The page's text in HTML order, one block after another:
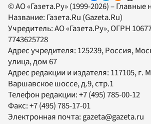
© АО «Газета.Ру» (1999-2026) – Главные
Название: Газета.Ru (Gazeta.Ru)
Учредитель:АО «Газета.Ру», ОГРН
7743625728
Адрес учредителя: 125239, Россия,
улица, дом 67
Адрес редакции и издателя: 117105, г.
Варшавское шоссе, д.9, стр.1
Телефон редакции:+7 (495) 785-00-12
Факс:+7 (495) 785-17-01
Электронная почта:gazeta@gazeta.ru